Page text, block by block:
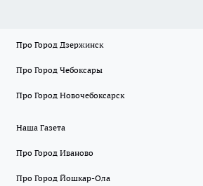
Про Город Дзержинск
Про Город Чебоксары
Про Город Новочебоксарск
Наша Газета
Про Город Иваново
Про Город Йошкар-Ола